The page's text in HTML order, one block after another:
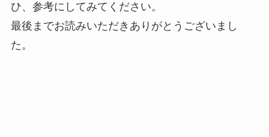
ひ、参考にしてみてください。
最後までお読みいただきありがとうございまし
た。